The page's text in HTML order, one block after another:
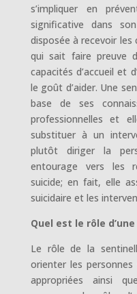
s’impliquer en
significative dans
disposée à recevoir
qui sait faire preuve
capacités d’accueil et
le goût d’aider. Une
base de ses
professionnelles et
substituer à un
plutôt diriger la
entourage vers les
suicide; en fait, elle
suicidaire et les
Quel est le rôle
Le rôle de la
orienter les personnes
appropriées ainsi